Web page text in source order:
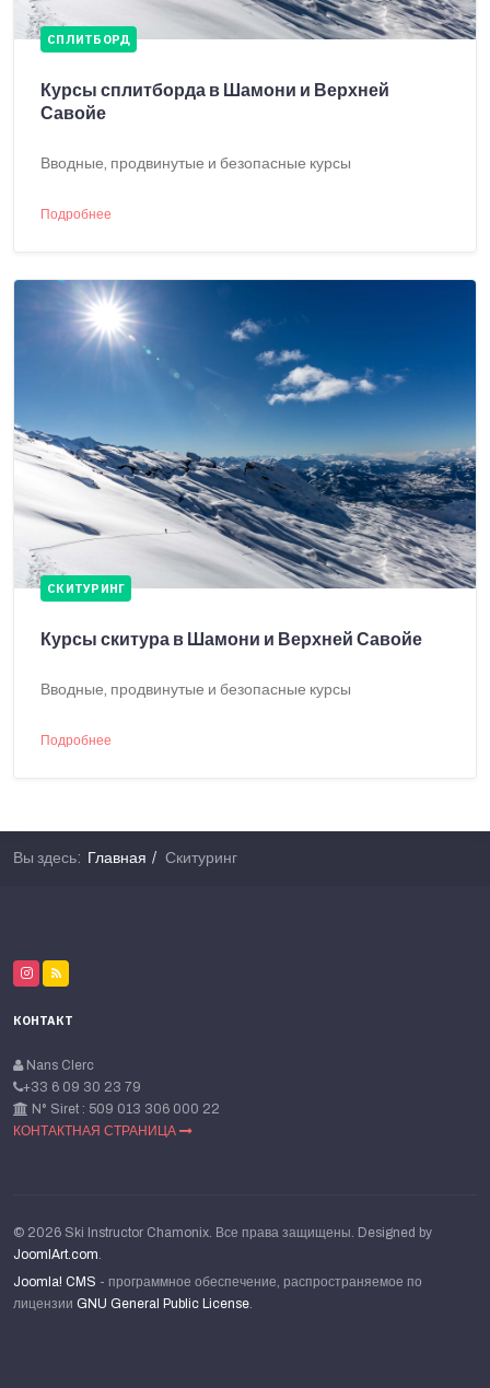
СПЛИТБОРД
Курсы сплитборда в Шамони и Верхней
Савойе
Вводные, продвинутые и безопасные курсы
Подробнее
СКИТУРИНГ
Курсы скитура в Шамони и Верхней Савойе
Вводные, продвинутые и безопасные курсы
Подробнее
Вы здесь: Главная Скитуринг
КОНТАКТ
Nans Clerc
+33 6 09 30 23 79
N° Siret : 509 013 306 000 22
КОНТАКТНАЯ СТРАНИЦА
© 2026 Ski Instructor Chamonix. Все права защищены. Designed by
JoomlArt.com
Joomla! CMS - программное обеспечение, распространяемое по
лицензии GNU General Public License